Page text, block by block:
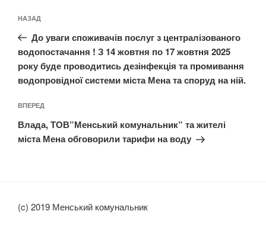
записів
Попередній
запис:
НАЗАД
До уваги споживачів послуг з централізованого
водопостачання ! З 14 жовтня по 17 жовтня 2025
року буде проводитись дезінфекція та промивання
водопровідної системи міста Мена та споруд на ній.
Наступний
запис
ВПЕРЕД
Влада, ТОВ”Менський комунальник” та жителі
міста Мена обговорили тарифи на воду
(c) 2019 Менський комунальник